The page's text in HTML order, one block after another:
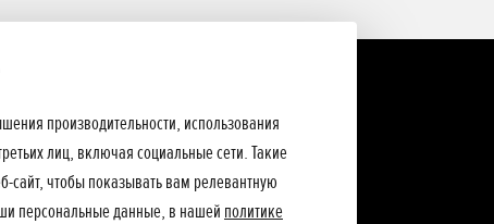
производительности, использования
лиц, включая социальные сети. Такие
сайт, чтобы показывать вам релевантную
персональные данные, в нашей политике